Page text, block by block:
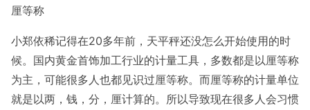
厘等称
小郑依稀记得在20多年前，天平秤还没怎么开始使用的时
候。国内黄金首饰加工行业的计量工具，多数都是以厘等称
为主，可能很多人也都见识过厘等称。而厘等称的计量单位
就是以两，钱，分，厘计算的。所以导致现在很多人会习惯